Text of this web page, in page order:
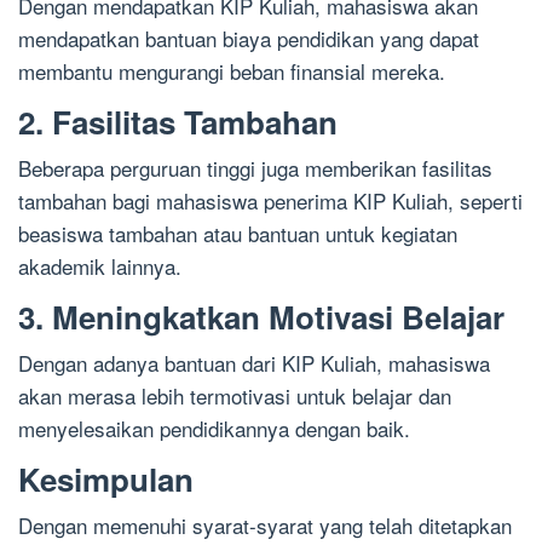
mendapatkan bantuan biaya pendidikan yang dapat
membantu mengurangi beban finansial mereka.
2. Fasilitas Tambahan
Beberapa perguruan tinggi juga memberikan fasilitas
tambahan bagi mahasiswa penerima KIP Kuliah, seperti
beasiswa tambahan atau bantuan untuk kegiatan
akademik lainnya.
3. Meningkatkan Motivasi Belajar
Dengan adanya bantuan dari KIP Kuliah, mahasiswa
akan merasa lebih termotivasi untuk belajar dan
menyelesaikan pendidikannya dengan baik.
Kesimpulan
Dengan memenuhi syarat-syarat yang telah ditetapkan